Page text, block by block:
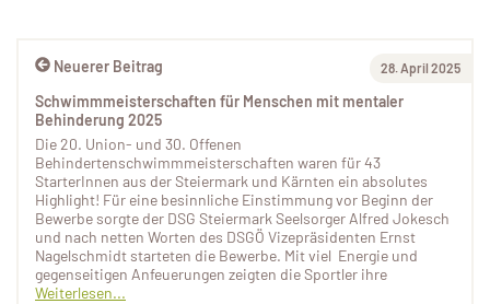
Neuerer Beitrag 28. April 2025
Schwimmmeisterschaften für Menschen mit mentaler
Behinderung 2025
Die 20. Union- und 30. Offenen
Behindertenschwimmmeisterschaften waren für 43
StarterInnen aus der Steiermark und Kärnten ein absolutes
Highlight! Für eine besinnliche Einstimmung vor Beginn der
Bewerbe sorgte der DSG Steiermark Seelsorger Alfred Jokesch
und nach netten Worten des DSGÖ Vizepräsidenten Ernst
Nagelschmidt starteten die Bewerbe. Mit viel Energie und
gegenseitigen Anfeuerungen zeigten die Sportler ihre
Weiterlesen...